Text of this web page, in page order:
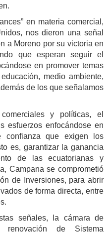
en materia comercial,
nos dieron una señal
a Moreno por su victoria en
que esperan seguir el
en promover temas
medio ambiente,
de los que señalamos
y políticas, el
esfuerzos enfocándose en
confianza que exigen los
es, garantizar la ganancia
de las ecuatorianas y
Campana se comprometió
de Inversiones, para abrir
de forma directa, entre
señales, la cámara de
renovación de Sistema